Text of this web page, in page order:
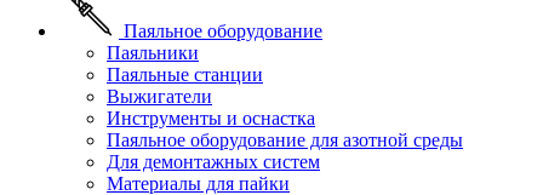
Паяльное оборудование
Паяльники
Паяльные станции
Выжигатели
Инструменты и оснастка
Паяльное оборудование для азотной среды
Для демонтажных систем
Материалы для пайки